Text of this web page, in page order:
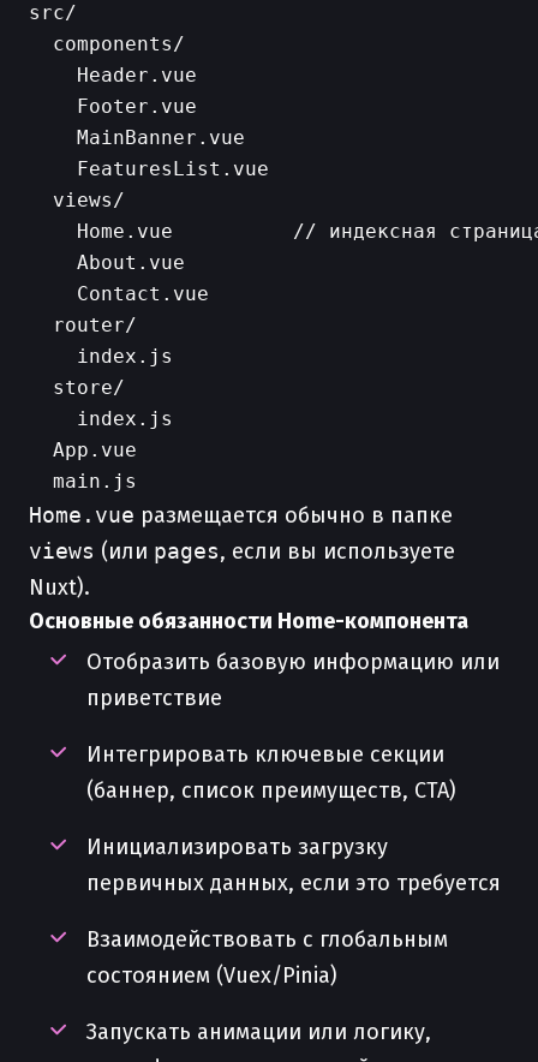
src/
  components/
    Header.vue
    Footer.vue
    MainBanner.vue
    FeaturesList.vue
  views/
Home.vue          // индексная
    About.vue
    Contact.vue
  router/
    index.js
  store/
    index.js
  App.vue
Home.vue размещается обычно в папке
views (или pages, если вы используете
Nuxt).
Основные обязанности Home-компонента
Отобразить базовую информацию или
приветствие
Интегрировать ключевые секции
(баннер, список преимуществ, CTA)
Инициализировать загрузку
первичных данных, если это требуется
Взаимодействовать с глобальным
состоянием (Vuex/Pinia)
Запускать анимации или логику,